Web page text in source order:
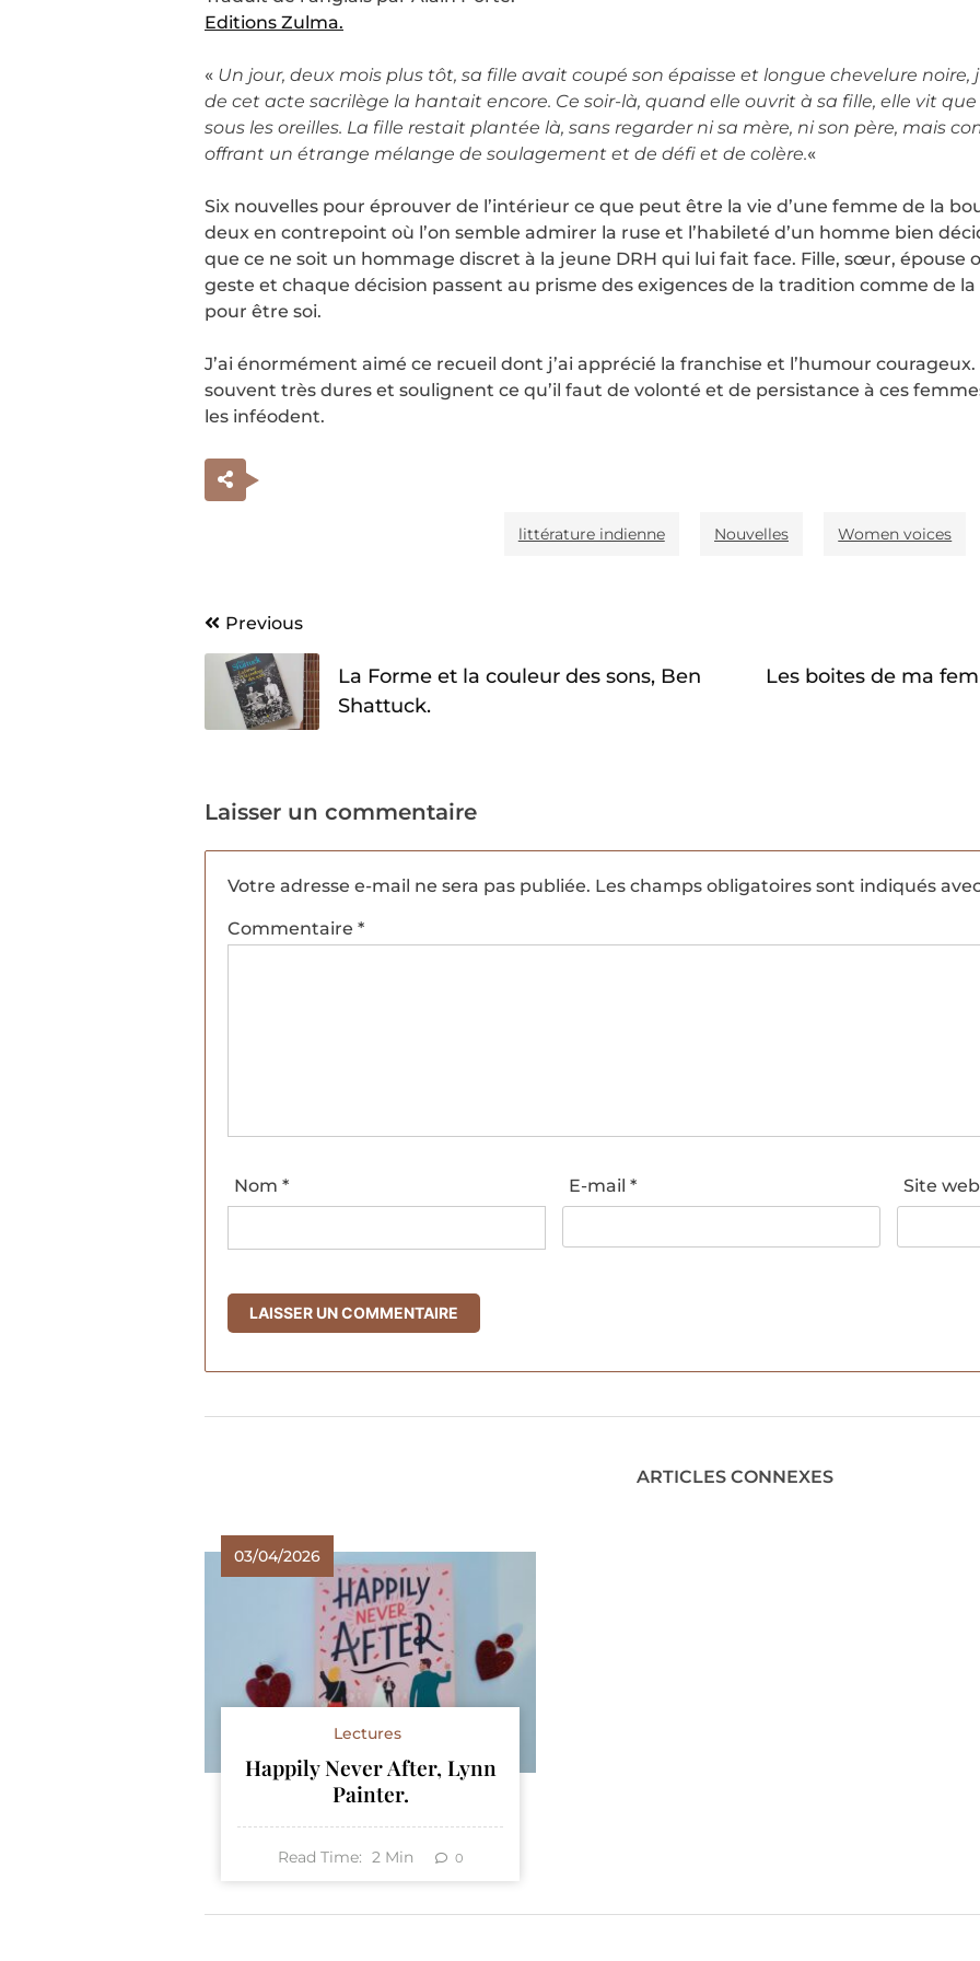
Editions Zulma.
« Un jour, deux mois plus tôt, sa fille avait coupé son épaisse et longue chevelure
de cet acte sacrilège la hantait encore. Ce soir-là, quand elle ouvrit à sa fille, elle vit
sous les oreilles. La fille restait plantée là, sans regarder ni sa mère, ni son père, mais
offrant un étrange mélange de soulagement et de défi et de colère.«
Six nouvelles pour éprouver de l’intérieur ce que peut être la vie d’une femme de la
deux en contrepoint où l’on semble admirer la ruse et l’habileté d’un homme bien
que ce ne soit un hommage discret à la jeune DRH qui lui fait face. Fille, sœur, épouse
geste et chaque décision passent au prisme des exigences de la tradition comme de
pour être soi.
J’ai énormément aimé ce recueil dont j’ai apprécié la franchise et l’humour
souvent très dures et soulignent ce qu’il faut de volonté et de persistance à ces
les inféodent.
littérature indienne Nouvelles Women voices
Navigation
de
l’article
Previous
La Forme et la couleur des sons, Ben
Shattuck.
Les boites de ma
Laisser un commentaire
Votre adresse e-mail ne sera pas publiée. Les champs obligatoires sont indiqués
Commentaire *
Nom * E-mail* Site web
ARTICLES CONNEXES
03/04/2026
Lectures
Happily Never After, Lynn
Painter.
Read Time: 2 Min 0